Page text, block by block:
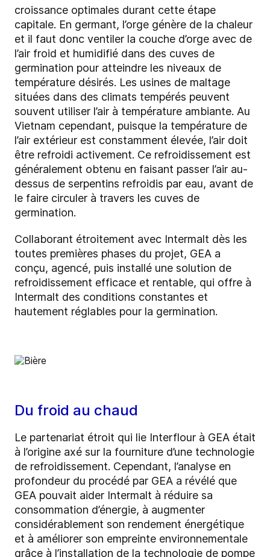
croissance optimales durant cette étape
capitale. En germant, l’orge génère de la chaleur
et il faut donc ventiler la couche d’orge avec de
l’air froid et humidifié dans des cuves de
germination pour atteindre les niveaux de
température désirés. Les usines de maltage
situées dans des climats tempérés peuvent
souvent utiliser l’air à température ambiante. Au
Vietnam cependant, puisque la température de
l’air extérieur est constamment élevée, l’air doit
être refroidi activement. Ce refroidissement est
généralement obtenu en faisant passer l’air au-
dessus de serpentins refroidis par eau, avant de
le faire circuler à travers les cuves de
germination.
Collaborant étroitement avec Intermalt dès les
toutes premières phases du projet, GEA a
conçu, agencé, puis installé une solution de
refroidissement efficace et rentable, qui offre à
Intermalt des conditions constantes et
hautement réglables pour la germination.
Du froid au chaud
Le partenariat étroit qui lie Interflour à GEA était
à l’origine axé sur la fourniture d’une technologie
de refroidissement. Cependant, l’analyse en
profondeur du procédé par GEA a révélé que
GEA pouvait aider Intermalt à réduire sa
consommation d’énergie, à augmenter
considérablement son rendement énergétique
et à améliorer son empreinte environnementale
grâce à l’installation de la technologie de pompe